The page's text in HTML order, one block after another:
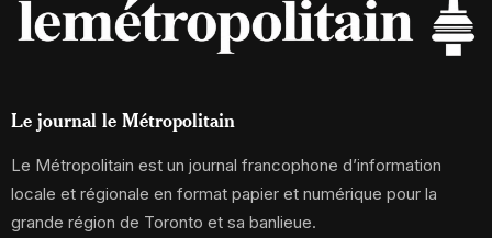
Le journal le Métropolitain
Le Métropolitain est un journal francophone d’information
locale et régionale en format papier et numérique pour la
grande région de Toronto et sa banlieue.